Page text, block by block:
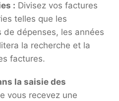
: Divisez vos factures
telles que les
dépenses, les années
la recherche et la
factures.
la saisie des
vous recevez une